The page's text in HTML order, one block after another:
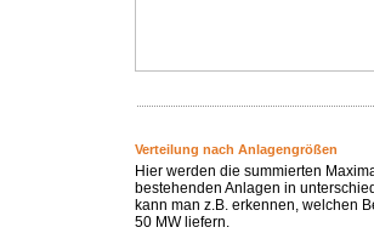
Verteilung nach Anlagengrößen
Hier werden die summierten
bestehenden Anlagen in
kann man z.B. erkennen, welchen
50 MW liefern.